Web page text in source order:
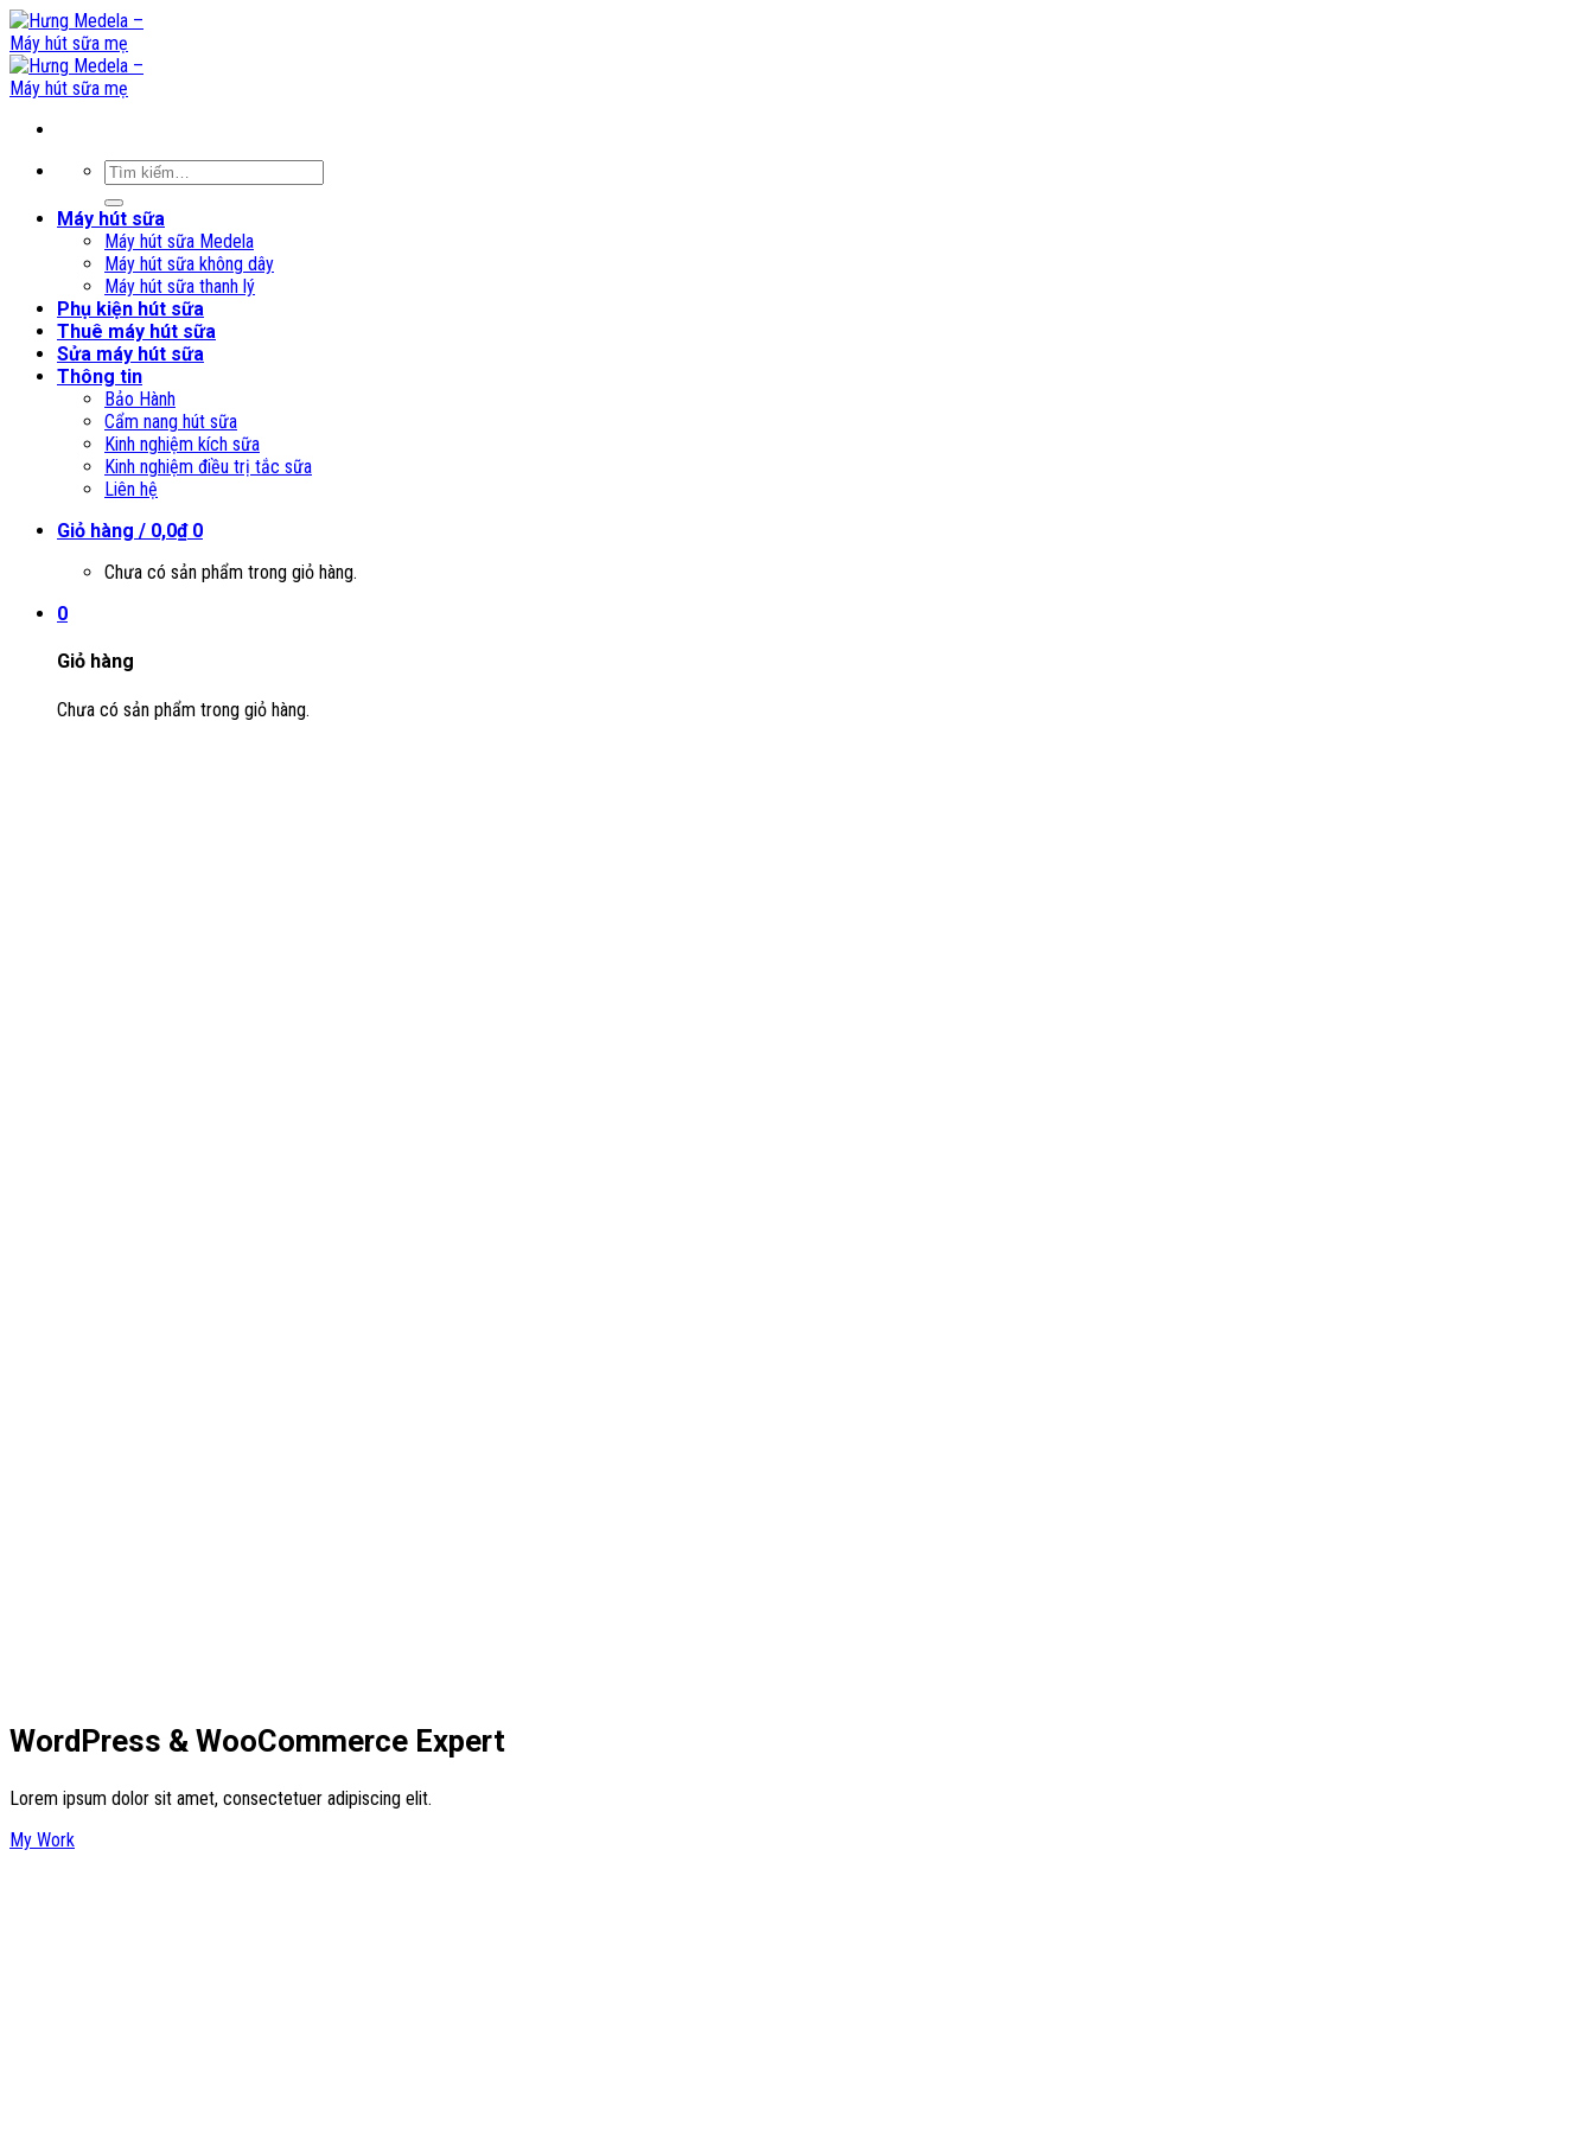
Skip
to
content
Tìm
kiếm:
Máy hút sữa
Máy hút sữa Medela
Máy hút sữa không dây
Máy hút sữa thanh lý
Phụ kiện hút sữa
Thuê máy hút sữa
Sửa máy hút sữa
Thông tin
Bảo Hành
Cẩm nang hút sữa
Kinh nghiệm kích sữa
Kinh nghiệm điều trị tắc sữa
Liên hệ
Giỏ hàng / 0,0₫ 0
Chưa có sản phẩm trong giỏ hàng.
0
Giỏ hàng
Chưa có sản phẩm trong giỏ hàng.
WordPress & WooCommerce Expert
Lorem ipsum dolor sit amet, consectetuer adipiscing elit.
My Work